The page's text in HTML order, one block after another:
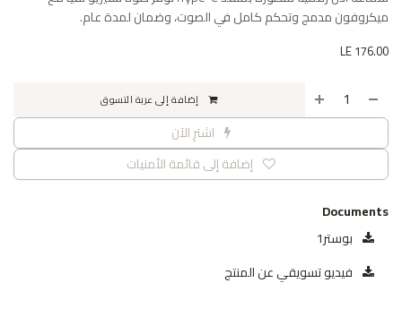
ميكروفون مدمج وتحكم كامل في الصوت، وضمان لمدة عام.
176.00
إضافة إلى قائمة الأمنيات
Documents
بوستر1
فيديو تسويقي عن المنتج